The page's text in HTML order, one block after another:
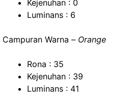
Kejenuhan : 0
Luminans : 6
Campuran Warna – Orange
Rona : 35
Kejenuhan : 39
Luminans : 41